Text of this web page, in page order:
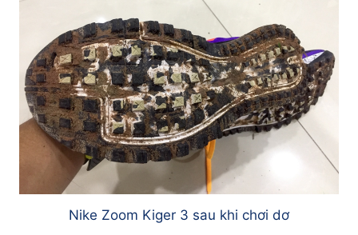
Nike Zoom Kiger 3 sau khi chơi dơ